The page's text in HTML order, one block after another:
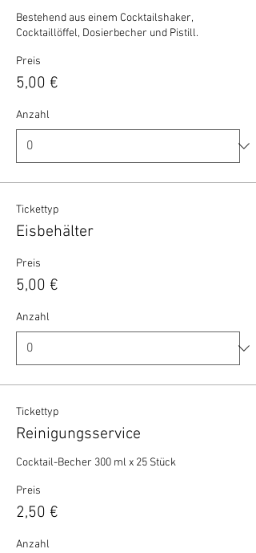
Bestehend aus einem Cocktailshaker,
Cocktaillöffel, Dosierbecher und Pistill.
Preis
5,00 €
Anzahl
Tickettyp
Eisbehälter
Preis
5,00 €
Anzahl
Tickettyp
Reinigungsservice
Cocktail-Becher 300 ml x 25 Stück
Preis
2,50 €
Anzahl